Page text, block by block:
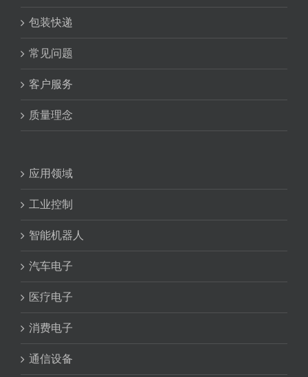
包装快递
常见问题
客户服务
质量理念
应用领域
工业控制
智能机器人
汽车电子
医疗电子
消费电子
通信设备